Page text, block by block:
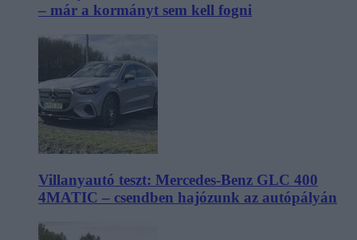
– már a kormányt sem kell fogni
Villanyautó teszt: Mercedes-Benz GLC 400
4MATIC – csendben hajózunk az autópályán